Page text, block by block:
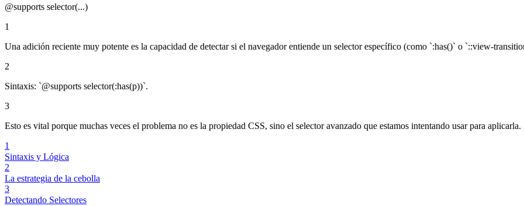
@supports selector(...)
1
Una adición reciente muy potente es la capacidad de detectar si el navegador entiende un selector específico (como `:has()` o `::view-
2
Sintaxis: `@supports selector(:has(p))`.
3
Esto es vital porque muchas veces el problema no es la propiedad CSS, sino el selector avanzado que estamos intentando usar para aplicarla.
1
Sintaxis y Lógica
2
La estrategia de la cebolla
3
Detectando Selectores